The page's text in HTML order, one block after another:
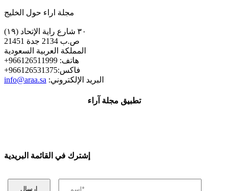
مجلة اراء حول الخليج
٣٠ شارع راية الإتحاد (١٩)
ص.ب 2134 جدة 21451
المملكة العربية السعودية
+هاتف: 966126511999
+فاكس:966126531375
info@araa.sa :البريد الإلكتروني
تطبيق مجلة آراء
إشترك في القائمة البريدية